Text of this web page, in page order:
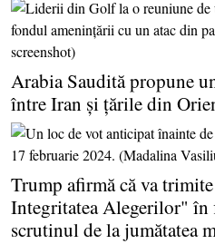
Arabia Saudită propune
între Iran şi ţările din
Trump afirmă că va
Integritatea Alegerilor" în
scrutinul de la jumătatea